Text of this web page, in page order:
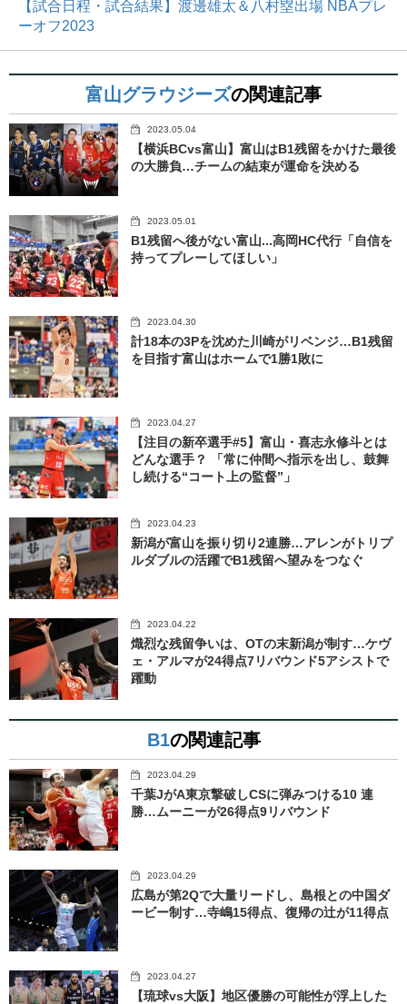
【試合日程・試合結果】渡邊雄太＆八村塁出場 NBAプレ
ーオフ2023
富山グラウジーズの関連記事
2023.05.04
【横浜BCvs富山】富山はB1残留をかけた最後
の大勝負…チームの結束が運命を決める
2023.05.01
B1残留へ後がない富山...高岡HC代行「自信を
持ってプレーしてほしい」
2023.04.30
計18本の3Pを沈めた川崎がリベンジ…B1残留
を目指す富山はホームで1勝1敗に
2023.04.27
【注目の新卒選手#5】富山・喜志永修斗とは
どんな選手？ 「常に仲間へ指示を出し、鼓舞
し続ける“コート上の監督”」
2023.04.23
新潟が富山を振り切り2連勝…アレンがトリプ
ルダブルの活躍でB1残留へ望みをつなぐ
2023.04.22
熾烈な残留争いは、OTの末新潟が制す…ケヴ
ェ・アルマが24得点7リバウンド5アシストで
躍動
B1の関連記事
2023.04.29
千葉JがA東京撃破しCSに弾みつける10 連
勝…ムーニーが26得点9リバウンド
2023.04.29
広島が第2Qで大量リードし、島根との中国ダ
ービー制す…寺嶋15得点、復帰の辻が11得点
2023.04.27
【琉球vs大阪】地区優勝の可能性が浮上した